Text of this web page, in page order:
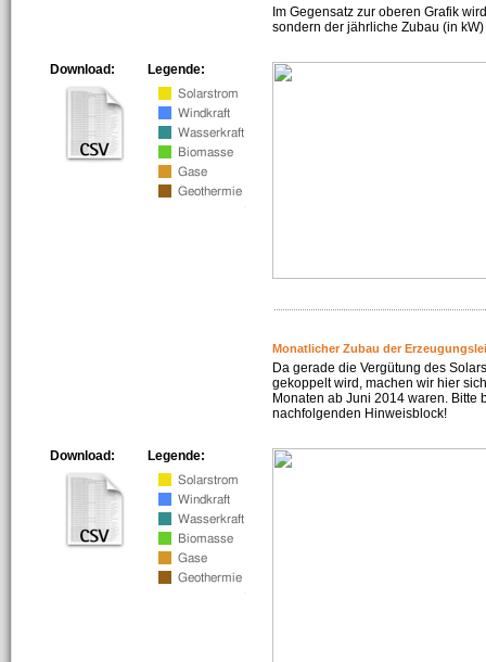
Im Gegensatz zur oberen Grafik
sondern der jährliche Zubau (in
Legende:
Download:
Monatlicher Zubau der
Da gerade die Vergütung des
gekoppelt wird, machen wir hier
Monaten ab Juni 2014 waren. Bitte
nachfolgenden Hinweisblock!
Legende:
Download: